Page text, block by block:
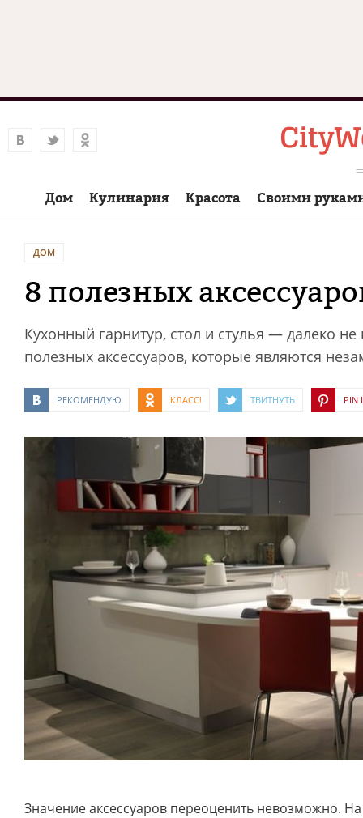
Дом Кулинария Красота Своими
ДОМ
8 полезных
Кухонный гарнитур, стол и стулья — далеко
полезных аксессуаров, которые являются
РЕКОМЕНДУЮ КЛАСС! ТВИТНУТЬ PIN
Значение аксессуаров переоценить невозможно.